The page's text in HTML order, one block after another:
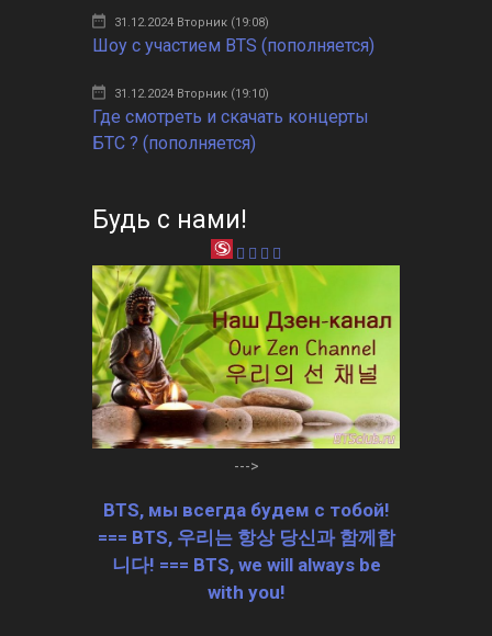
31.12.2024 Вторник (19:08)
Шоу с участием BTS (пополняется)
31.12.2024 Вторник (19:10)
Где смотреть и скачать концерты
БТС ? (пополняется)
Будь с нами!
--->
BTS, мы всегда будем с тобой!
=== BTS, 우리는 항상 당신과 함께합
니다! === BTS, we will always be
with you!